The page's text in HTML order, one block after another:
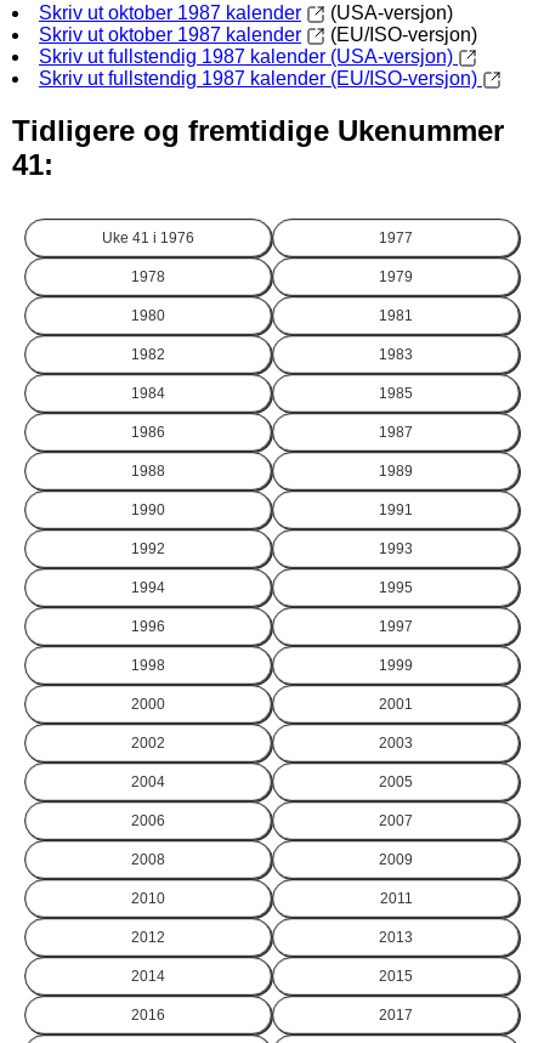
Skriv ut oktober 1987 kalender
(USA-versjon)
Skriv ut oktober 1987 kalender
(EU/ISO-versjon)
Skriv ut fullstendig 1987 kalender (USA-versjon)
Skriv ut fullstendig 1987 kalender (EU/ISO-versjon)
Tidligere og fremtidige Ukenummer
41:
Uke 41 i 1976 1977
1978 1979
1980 1981
1982 1983
1984 1985
1986 1987
1988 1989
1990 1991
1992 1993
1994 1995
1996 1997
1998 1999
2000 2001
2002 2003
2004 2005
2006 2007
2008 2009
2010 2011
2012 2013
2014 2015
2016 2017